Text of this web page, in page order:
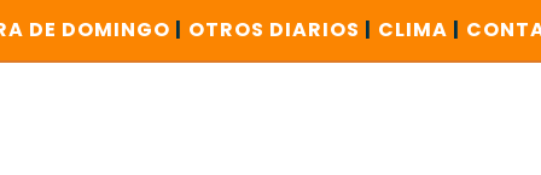
DE DOMINGO | OTROS DIARIOS | CLIMA |